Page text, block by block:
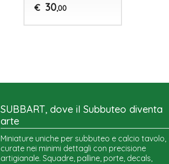
€ 30,00
SUBBART, dove il Subbuteo diventa
arte
Miniature uniche per subbuteo e calcio tavolo,
curate nei minimi dettagli con precisione
artigianale. Squadre, palline, porte, decals,